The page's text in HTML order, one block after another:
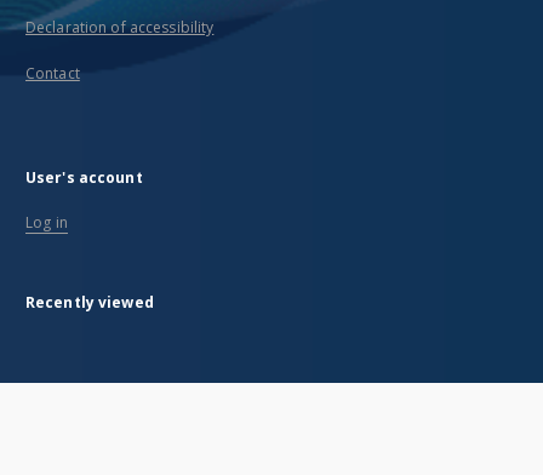
Declaration of accessibility
Contact
User's account
Log in
Recently viewed